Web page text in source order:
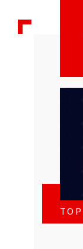
TOP